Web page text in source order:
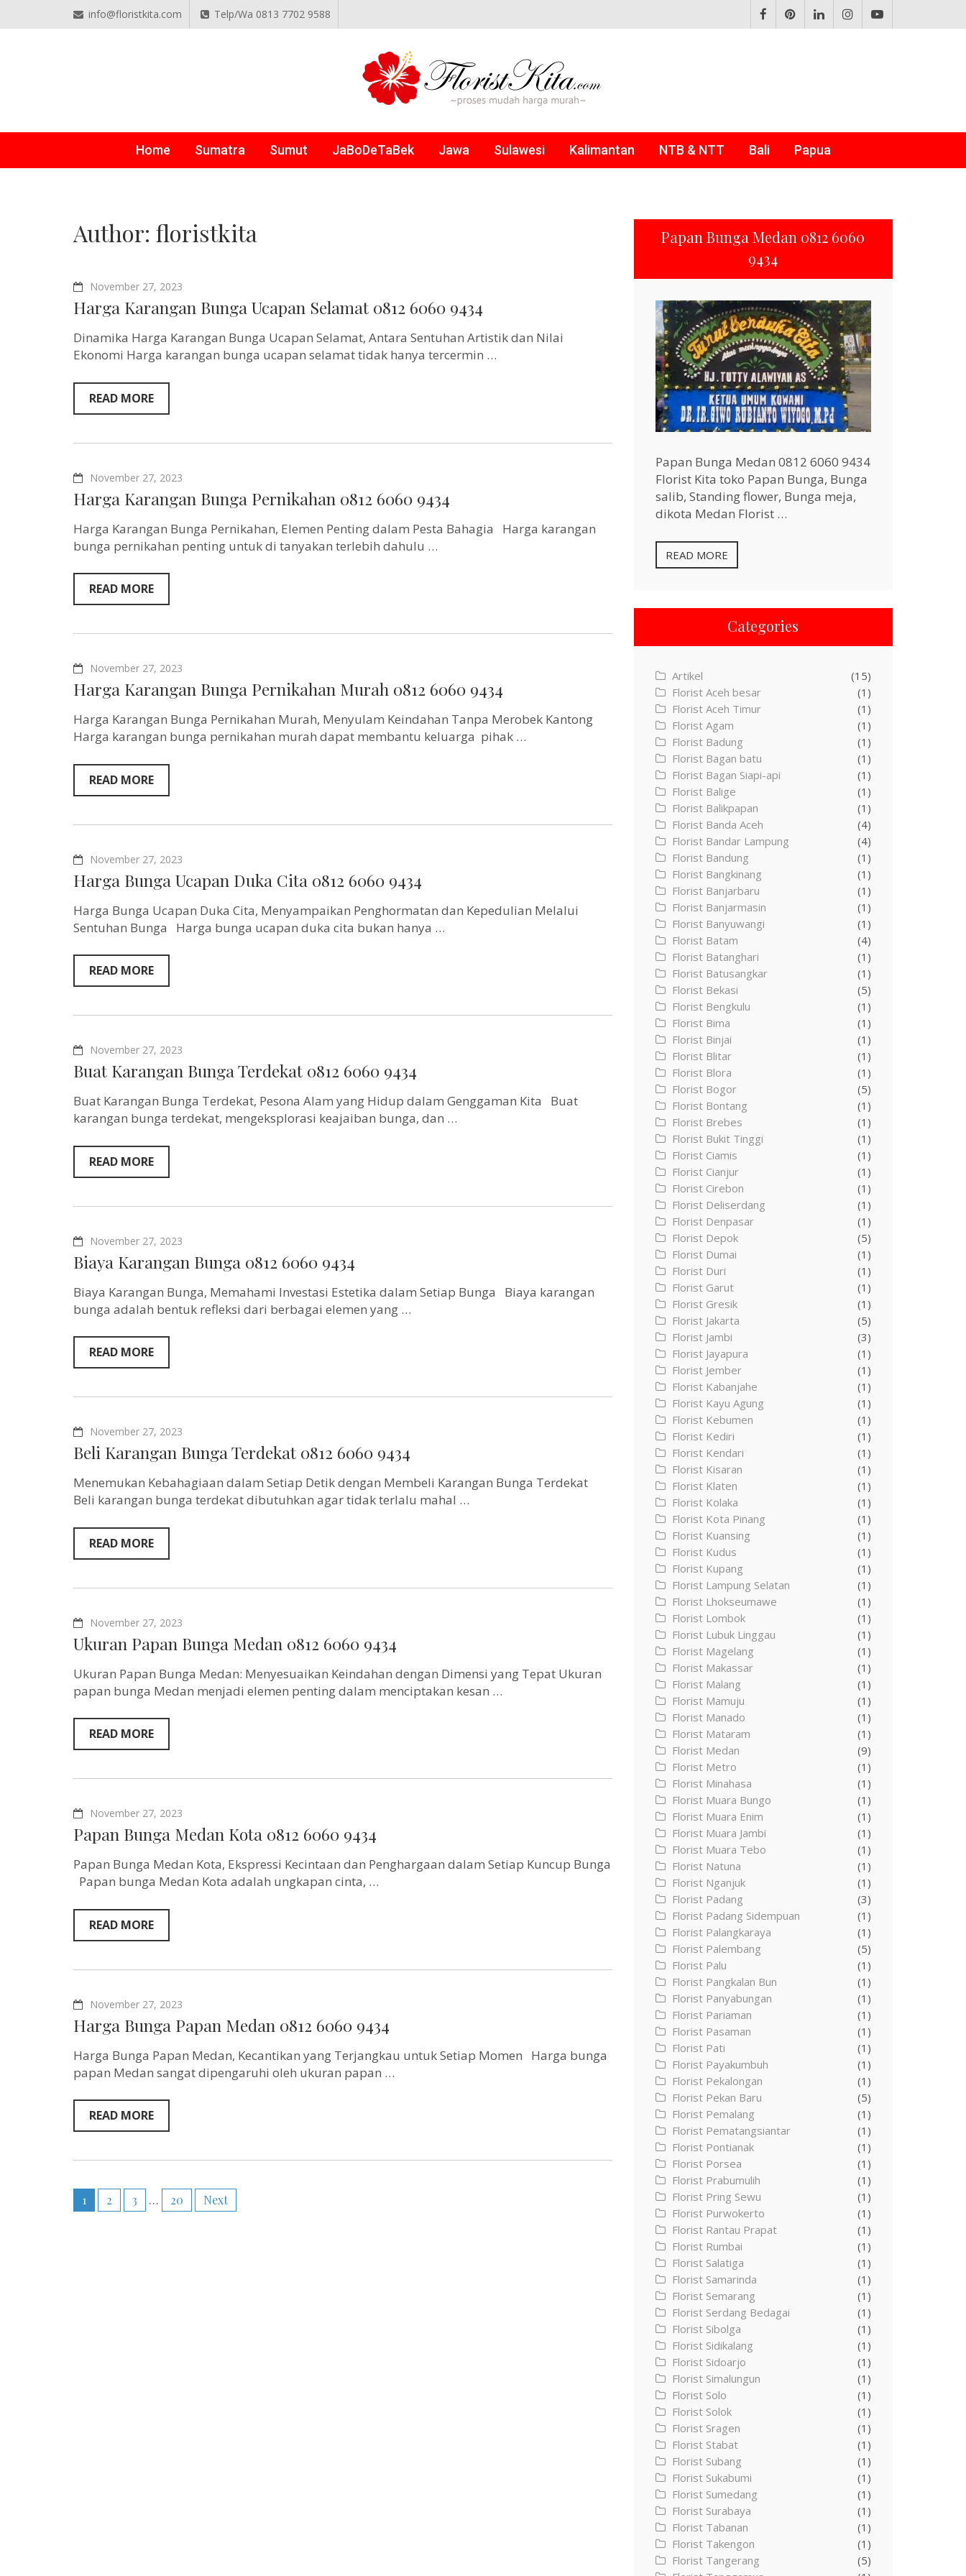
info@floristkita.com Telp/Wa 0813 7702 9588
TOKO BUNGA PAPAN ONLINE
Home Sumatra Sumut JaBoDeTaBek Jawa Sulawesi Kalimantan NTB & NTT Bali Papua
Author: floristkita
November 27, 2023
Harga Karangan Bunga Ucapan Selamat 0812 6060 9434
Dinamika Harga Karangan Bunga Ucapan Selamat, Antara Sentuhan Artistik dan Nilai
Ekonomi Harga karangan bunga ucapan selamat tidak hanya tercermin …
READ MORE
November 27, 2023
Harga Karangan Bunga Pernikahan 0812 6060 9434
Harga Karangan Bunga Pernikahan, Elemen Penting dalam Pesta Bahagia Harga karangan
bunga pernikahan penting untuk di tanyakan terlebih dahulu …
READ MORE
November 27, 2023
Harga Karangan Bunga Pernikahan Murah 0812 6060 9434
Harga Karangan Bunga Pernikahan Murah, Menyulam Keindahan Tanpa Merobek Kantong
Harga karangan bunga pernikahan murah dapat membantu keluarga pihak …
READ MORE
November 27, 2023
Harga Bunga Ucapan Duka Cita 0812 6060 9434
Harga Bunga Ucapan Duka Cita, Menyampaikan Penghormatan dan Kepedulian Melalui
Sentuhan Bunga Harga bunga ucapan duka cita bukan hanya …
READ MORE
November 27, 2023
Buat Karangan Bunga Terdekat 0812 6060 9434
Buat Karangan Bunga Terdekat, Pesona Alam yang Hidup dalam Genggaman Kita Buat
karangan bunga terdekat, mengeksplorasi keajaiban bunga, dan …
READ MORE
November 27, 2023
Biaya Karangan Bunga 0812 6060 9434
Biaya Karangan Bunga, Memahami Investasi Estetika dalam Setiap Bunga Biaya karangan
bunga adalah bentuk refleksi dari berbagai elemen yang …
READ MORE
November 27, 2023
Beli Karangan Bunga Terdekat 0812 6060 9434
Menemukan Kebahagiaan dalam Setiap Detik dengan Membeli Karangan Bunga Terdekat
Beli karangan bunga terdekat dibutuhkan agar tidak terlalu mahal …
READ MORE
November 27, 2023
Ukuran Papan Bunga Medan 0812 6060 9434
Ukuran Papan Bunga Medan: Menyesuaikan Keindahan dengan Dimensi yang Tepat Ukuran
papan bunga Medan menjadi elemen penting dalam menciptakan kesan …
READ MORE
November 27, 2023
Papan Bunga Medan Kota 0812 6060 9434
Papan Bunga Medan Kota, Ekspressi Kecintaan dan Penghargaan dalam Setiap Kuncup Bunga
Papan bunga Medan Kota adalah ungkapan cinta, …
READ MORE
November 27, 2023
Harga Bunga Papan Medan 0812 6060 9434
Harga Bunga Papan Medan, Kecantikan yang Terjangkau untuk Setiap Momen Harga bunga
papan Medan sangat dipengaruhi oleh ukuran papan …
READ MORE
Posts
1 2 3 … 20 Next
Papan Bunga Medan 0812 6060
9434
Papan Bunga Medan 0812 6060 9434
Florist Kita toko Papan Bunga, Bunga
salib, Standing flower, Bunga meja,
dikota Medan Florist …
READ MORE
Categories
Artikel
(15)
Florist Aceh besar
(1)
Florist Aceh Timur
(1)
Florist Agam
(1)
Florist Badung
(1)
Florist Bagan batu
(1)
Florist Bagan Siapi-api
(1)
Florist Balige
(1)
Florist Balikpapan
(1)
Florist Banda Aceh
(4)
Florist Bandar Lampung
(4)
Florist Bandung
(1)
Florist Bangkinang
(1)
Florist Banjarbaru
(1)
Florist Banjarmasin
(1)
Florist Banyuwangi
(1)
Florist Batam
(4)
Florist Batanghari
(1)
Florist Batusangkar
(1)
Florist Bekasi
(5)
Florist Bengkulu
(1)
Florist Bima
(1)
Florist Binjai
(1)
Florist Blitar
(1)
Florist Blora
(1)
Florist Bogor
(5)
Florist Bontang
(1)
Florist Brebes
(1)
Florist Bukit Tinggi
(1)
Florist Ciamis
(1)
Florist Cianjur
(1)
Florist Cirebon
(1)
Florist Deliserdang
(1)
Florist Denpasar
(1)
Florist Depok
(5)
Florist Dumai
(1)
Florist Duri
(1)
Florist Garut
(1)
Florist Gresik
(1)
Florist Jakarta
(5)
Florist Jambi
(3)
Florist Jayapura
(1)
Florist Jember
(1)
Florist Kabanjahe
(1)
Florist Kayu Agung
(1)
Florist Kebumen
(1)
Florist Kediri
(1)
Florist Kendari
(1)
Florist Kisaran
(1)
Florist Klaten
(1)
Florist Kolaka
(1)
Florist Kota Pinang
(1)
Florist Kuansing
(1)
Florist Kudus
(1)
Florist Kupang
(1)
Florist Lampung Selatan
(1)
Florist Lhokseumawe
(1)
Florist Lombok
(1)
Florist Lubuk Linggau
(1)
Florist Magelang
(1)
Florist Makassar
(1)
Florist Malang
(1)
Florist Mamuju
(1)
Florist Manado
(1)
Florist Mataram
(1)
Florist Medan
(9)
Florist Metro
(1)
Florist Minahasa
(1)
Florist Muara Bungo
(1)
Florist Muara Enim
(1)
Florist Muara Jambi
(1)
Florist Muara Tebo
(1)
Florist Natuna
(1)
Florist Nganjuk
(1)
Florist Padang
(3)
Florist Padang Sidempuan
(1)
Florist Palangkaraya
(1)
Florist Palembang
(5)
Florist Palu
(1)
Florist Pangkalan Bun
(1)
Florist Panyabungan
(1)
Florist Pariaman
(1)
Florist Pasaman
(1)
Florist Pati
(1)
Florist Payakumbuh
(1)
Florist Pekalongan
(1)
Florist Pekan Baru
(5)
Florist Pemalang
(1)
Florist Pematangsiantar
(1)
Florist Pontianak
(1)
Florist Porsea
(1)
Florist Prabumulih
(1)
Florist Pring Sewu
(1)
Florist Purwokerto
(1)
Florist Rantau Prapat
(1)
Florist Rumbai
(1)
Florist Salatiga
(1)
Florist Samarinda
(1)
Florist Semarang
(1)
Florist Serdang Bedagai
(1)
Florist Sibolga
(1)
Florist Sidikalang
(1)
Florist Sidoarjo
(1)
Florist Simalungun
(1)
Florist Solo
(1)
Florist Solok
(1)
Florist Sragen
(1)
Florist Stabat
(1)
Florist Subang
(1)
Florist Sukabumi
(1)
Florist Sumedang
(1)
Florist Surabaya
(1)
Florist Tabanan
(1)
Florist Takengon
(1)
Florist Tangerang
(5)